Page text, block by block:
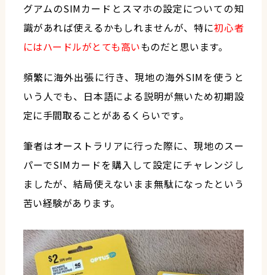
グアムのSIMカードとスマホの設定についての知
識があれば使えるかもしれませんが、特に初心者
にはハードルがとても高いものだと思います。
頻繁に海外出張に行き、現地の海外SIMを使うと
いう人でも、日本語による説明が無いため初期設
定に手間取ることがあるくらいです。
筆者はオーストラリアに行った際に、現地のスー
パーでSIMカードを購入して設定にチャレンジし
ましたが、結局使えないまま無駄になったという
苦い経験があります。